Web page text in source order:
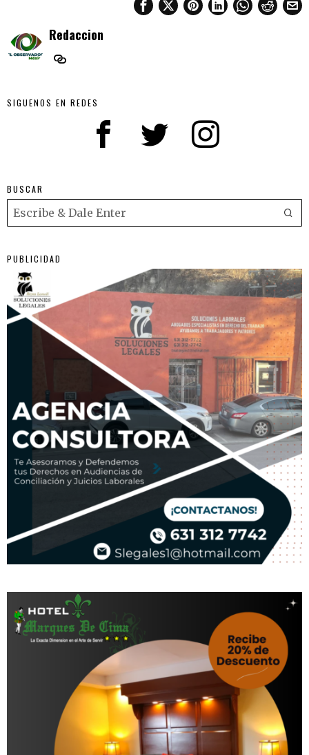
Redaccion
SIGUENOS EN REDES
BUSCAR
PUBLICIDAD